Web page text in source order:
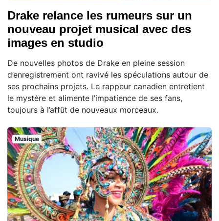
Drake relance les rumeurs sur un
nouveau projet musical avec des
images en studio
De nouvelles photos de Drake en pleine session
d’enregistrement ont ravivé les spéculations autour de
ses prochains projets. Le rappeur canadien entretient
le mystère et alimente l’impatience de ses fans,
toujours à l’affût de nouveaux morceaux.
Musique